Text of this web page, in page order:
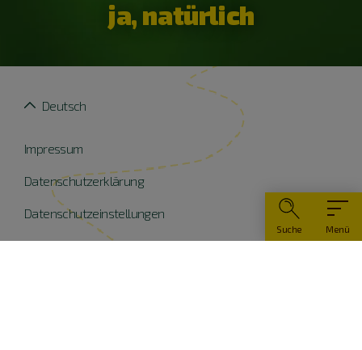
Menü
Suche
ja, natürlich
Impressum
Datenschutzerklärung
Datenschutzeinstellungen
Widerruf erklären
Deutsch